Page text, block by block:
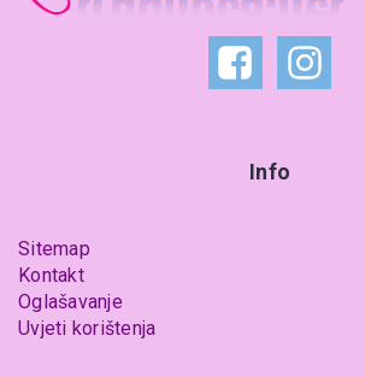
Info
Sitemap
Kontakt
Oglašavanje
Uvjeti korištenja